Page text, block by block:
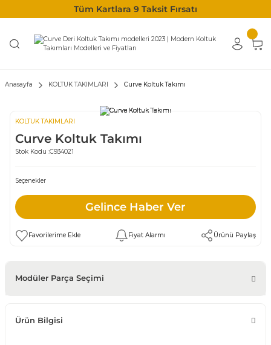
Tüm Kartlara 9 Taksit Fırsatı
Anasayfa KOLTUK TAKIMLARI Curve Koltuk Takımı
KOLTUK TAKIMLARI
Curve Koltuk Takımı
Stok Kodu :C934021
Seçenekler
Gelince Haber Ver
Fiyat Alarmı Ürünü Paylaş
Modüler Parça Seçimi
Ürün Bilgisi